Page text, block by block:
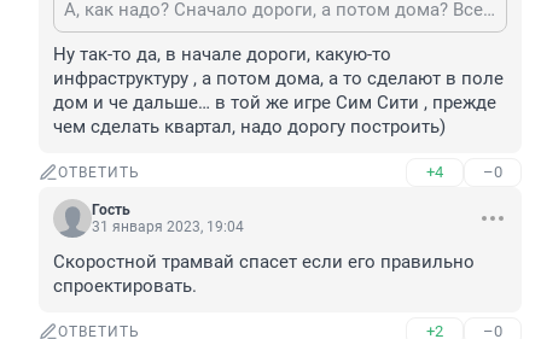
А, как надо? Сначало дороги, а потом дома? Все нормально идёт.
Ну так-то да, в начале дороги, какую-то
инфраструктуру , а потом дома, а то сделают в поле
дом и че дальше… в той же игре Сим Сити , прежде
чем сделать квартал, надо дорогу построить)
ОТВЕТИТЬ +4 –0
Гость
31 января 2023, 19:04
Скоростной трамвай спасет если его правильно
спроектировать.
ОТВЕТИТЬ +2 –0